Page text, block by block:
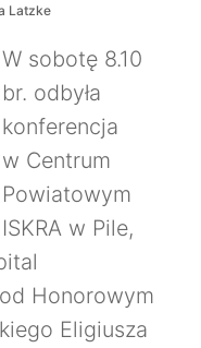
Latzke
W sobotę 8.10
br. odbyła
konferencja
w Centrum
Powiatowym
ISKRA w Pile,
Honorowym
Eligiusza